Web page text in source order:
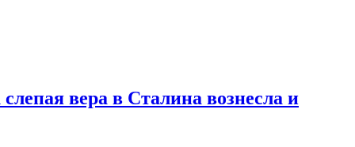
вера в Сталина вознесла и